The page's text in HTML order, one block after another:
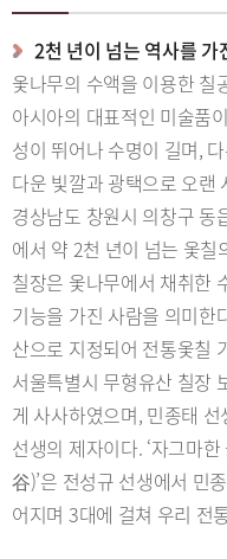
2천 년이 넘는 역사를 가
옻나무의 수액을 이용한 칠
아시아의 대표적인 미술품
성이 뛰어나 수명이 길며,
다운 빛깔과 광택으로 오랜
경상남도 창원시 의창구 동
에서 약 2천 년이 넘는 옻칠
칠장은 옻나무에서 채취한
기능을 가진 사람을 의미한
산으로 지정되어 전통옻칠
서울특별시 무형유산 칠장
게 사사하였으며, 민종태
선생의 제자이다. ‘자그마
谷)’은 전성규 선생에서 민
어지며 3대에 걸쳐 우리 전